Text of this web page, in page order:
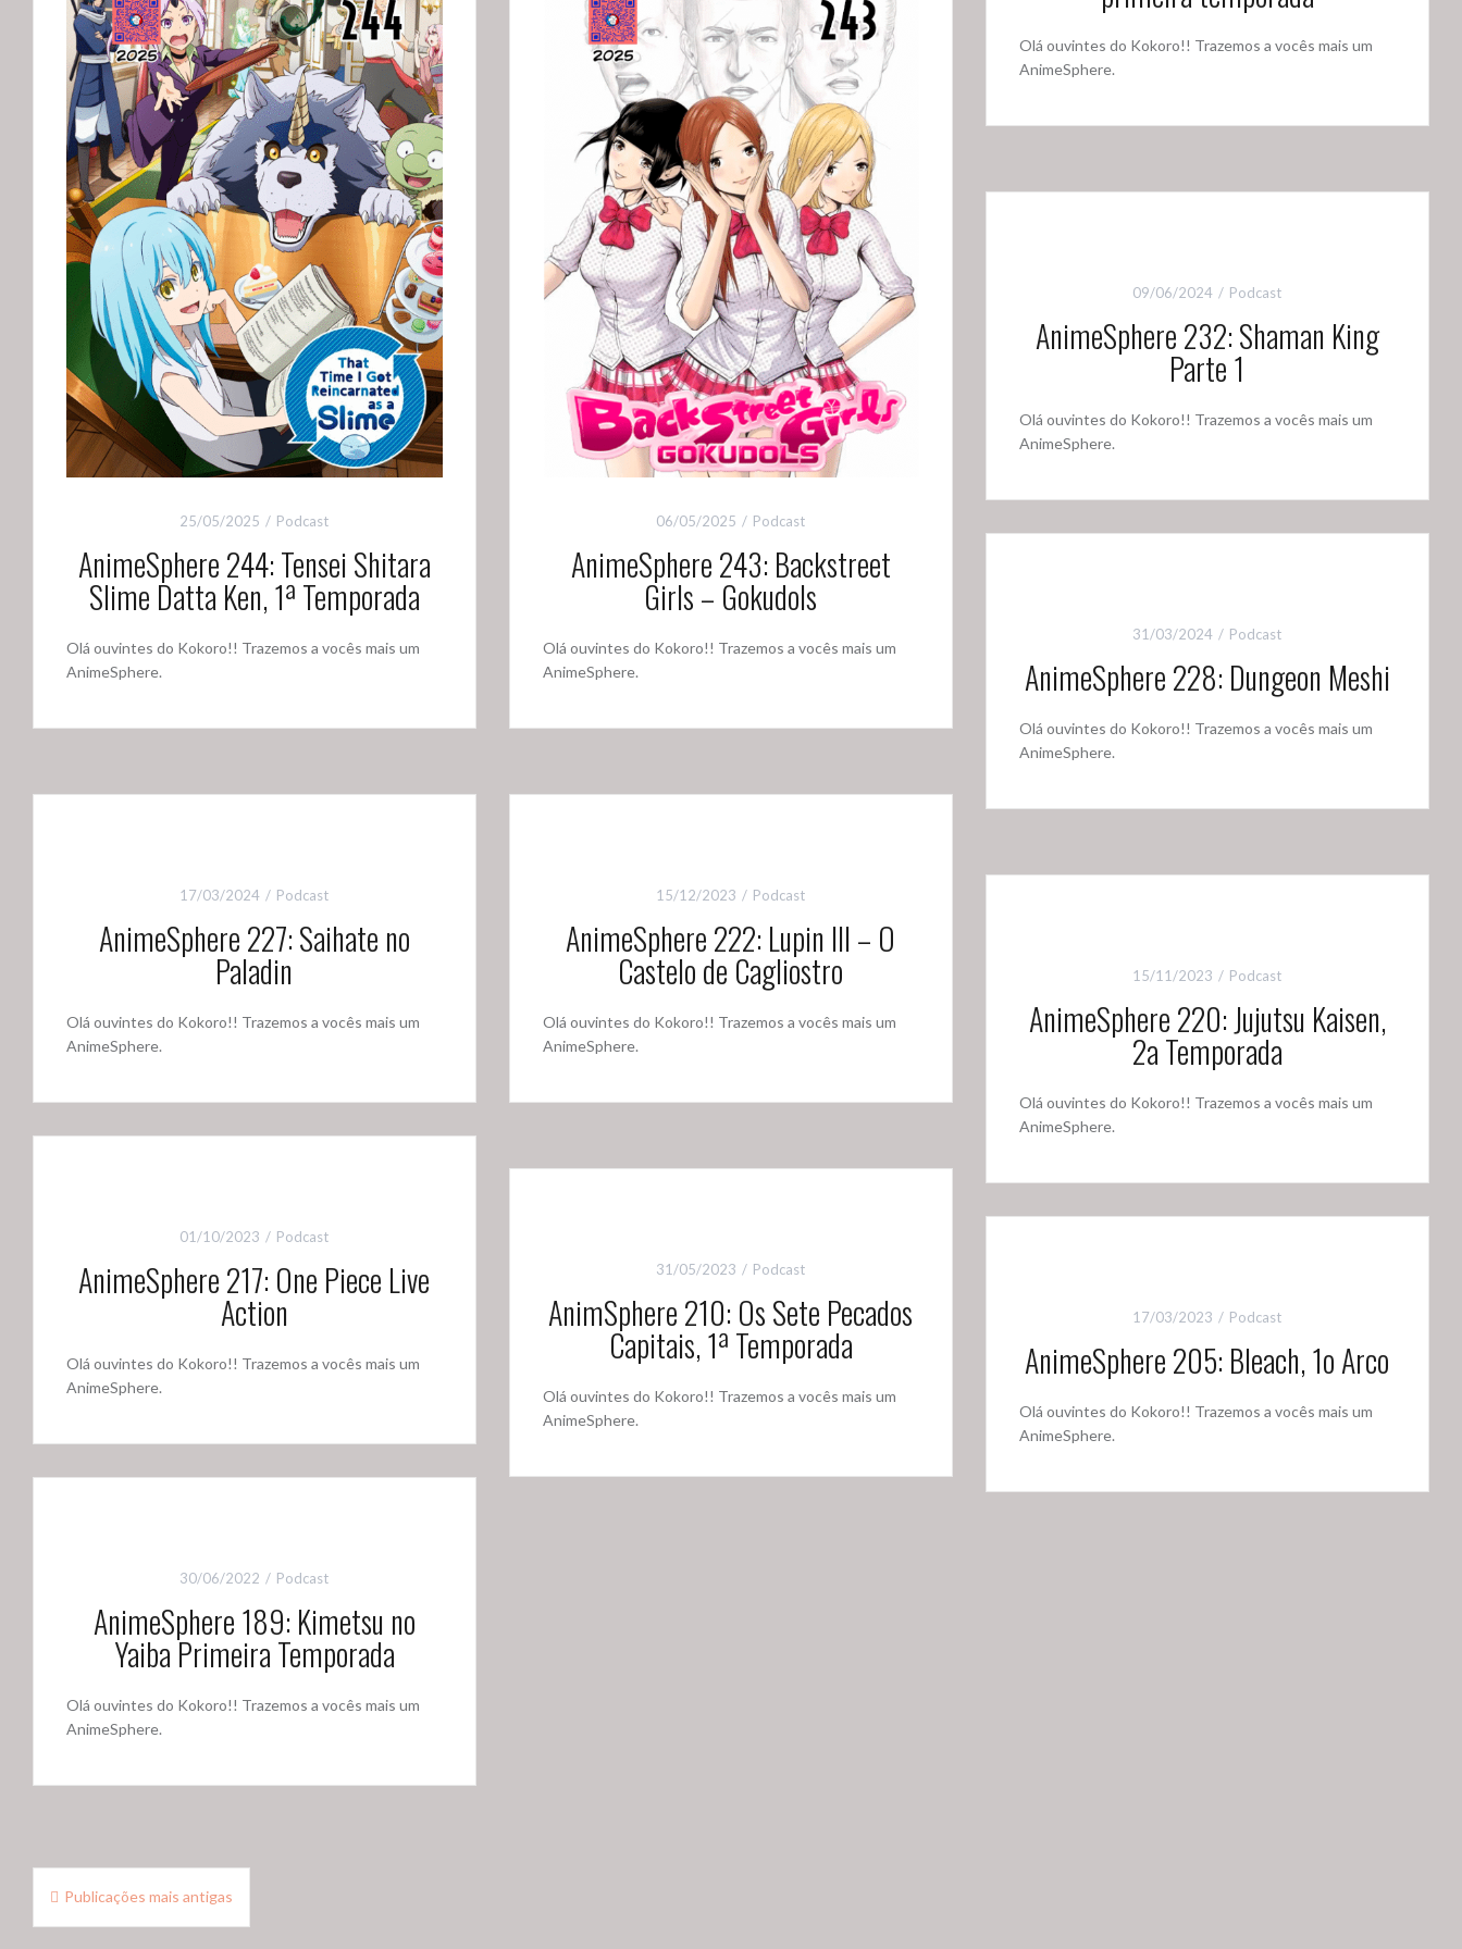
25/05/2025 Podcast
AnimeSphere 244: Tensei Shitara
Slime Datta Ken, 1ª Temporada
Olá ouvintes do Kokoro!! Trazemos a vocês mais um
AnimeSphere.
06/05/2025 Podcast
AnimeSphere 243: Backstreet
Girls – Gokudols
Olá ouvintes do Kokoro!! Trazemos a vocês mais um
AnimeSphere.
Olá ouvintes do Kokoro!! Trazemos a vocês mais um
AnimeSphere.
09/06/2024 Podcast
AnimeSphere 232: Shaman King
Parte 1
Olá ouvintes do Kokoro!! Trazemos a vocês mais um
AnimeSphere.
31/03/2024 Podcast
AnimeSphere 228: Dungeon Meshi
Olá ouvintes do Kokoro!! Trazemos a vocês mais um
AnimeSphere.
17/03/2024 Podcast
AnimeSphere 227: Saihate no
Paladin
Olá ouvintes do Kokoro!! Trazemos a vocês mais um
AnimeSphere.
15/12/2023 Podcast
AnimeSphere 222: Lupin III – O
Castelo de Cagliostro
Olá ouvintes do Kokoro!! Trazemos a vocês mais um
AnimeSphere.
15/11/2023 Podcast
AnimeSphere 220: Jujutsu Kaisen,
2a Temporada
Olá ouvintes do Kokoro!! Trazemos a vocês mais um
AnimeSphere.
01/10/2023 Podcast
AnimeSphere 217: One Piece Live
Action
Olá ouvintes do Kokoro!! Trazemos a vocês mais um
AnimeSphere.
31/05/2023 Podcast
AnimSphere 210: Os Sete Pecados
Capitais, 1ª Temporada
Olá ouvintes do Kokoro!! Trazemos a vocês mais um
AnimeSphere.
17/03/2023 Podcast
AnimeSphere 205: Bleach, 1o Arco
Olá ouvintes do Kokoro!! Trazemos a vocês mais um
AnimeSphere.
30/06/2022 Podcast
AnimeSphere 189: Kimetsu no
Yaiba Primeira Temporada
Olá ouvintes do Kokoro!! Trazemos a vocês mais um
AnimeSphere.
Navegação
porPublicações mais antigas